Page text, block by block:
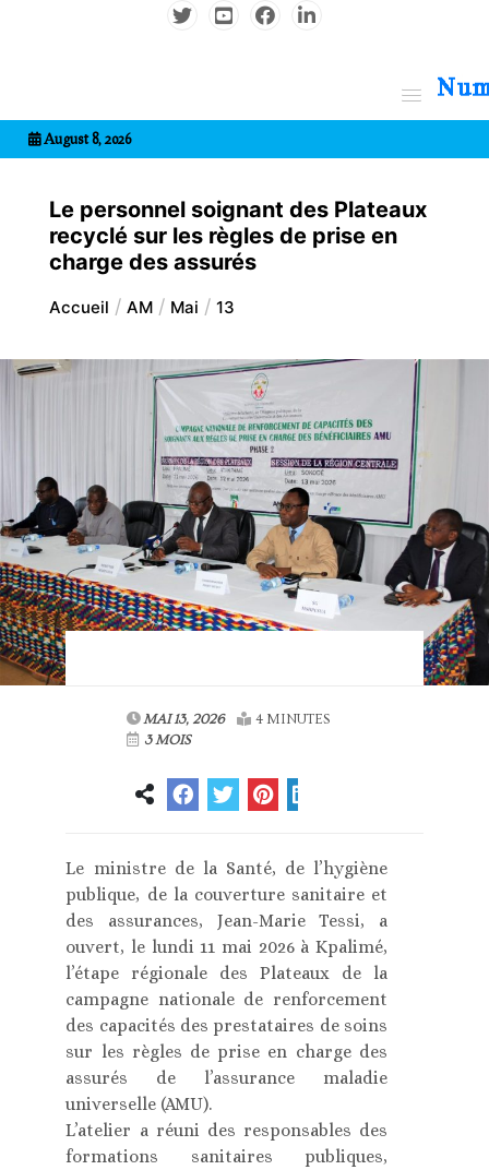
August 8, 2026
Le personnel soignant des Plateaux
recyclé sur les règles de prise en
charge des assurés
Accueil AM Mai 13
MAI 13, 2026
4 MINUTES
3 MOIS
Le ministre de la Santé, de l’hygiène
publique, de la couverture sanitaire et
des assurances, Jean-Marie Tessi, a
ouvert, le lundi 11 mai 2026 à Kpalimé,
l’étape régionale des Plateaux de la
campagne nationale de renforcement
des capacités des prestataires de soins
sur les règles de prise en charge des
assurés de l’assurance maladie
universelle (AMU).
L’atelier a réuni des responsables des
formations sanitaires publiques,